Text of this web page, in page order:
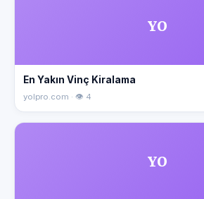
YO
En Yakın Vinç Kiralama
yolpro.com · 👁 4
YO